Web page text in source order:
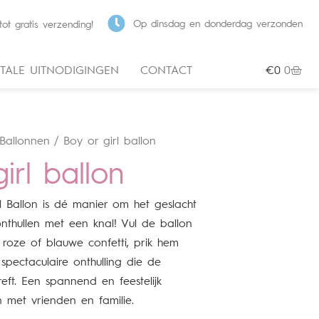
gratis verzending! Op dinsdag en donderdag verzonden
UITNODIGINGEN CONTACT €0 0
Ballonnen / Boy or girl ballon
ballon
Ballon is dé manier om het geslacht
met een knal! Vul de ballon
of blauwe confetti, prik hem
onthulling die de
Een spannend en feestelijk
vrienden en familie.